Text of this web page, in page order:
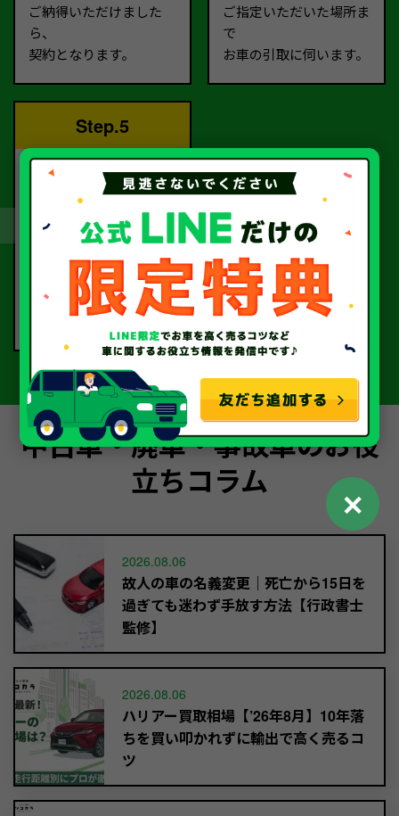
ご納得いただけました
ら、
契約となります。
ご指定いただいた場所ま
で
お車の引取に伺います。
Step.5
完了！
書類手続きを経て、
当社から指定口座へ
お振込いたします。
中古車・廃車・事故車のお役
立ちコラム
2026.08.06
故人の車の名義変更｜死亡から15日を
過ぎても迷わず手放す方法【行政書士
監修】
2026.08.06
ハリアー買取相場【’26年8月】10年落
ちを買い叩かれずに輸出で高く売るコ
ツ
✕